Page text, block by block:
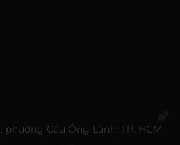
phường Cầu Ông Lãnh, TP. HCM